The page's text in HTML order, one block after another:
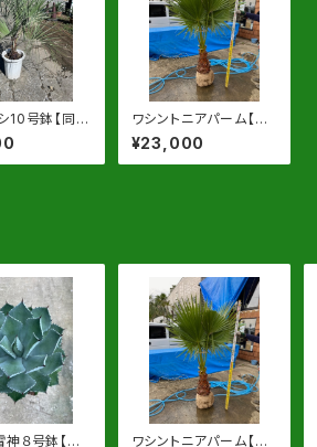
10号鉢【同等
ワシントニアパーム【幹
高 約60cm位(地上部
葉先高180cm位】根巻
発送
¥23,000
神８号鉢【同
ワシントニアパーム【幹